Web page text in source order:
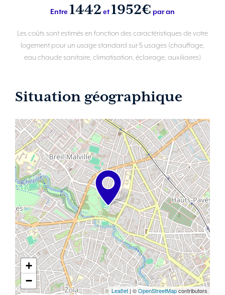
Entre 1442 et1952€ par an
Les coûts sont estimés en fonction des caractéristiques de votre
logement pour un usage standard sur 5 usages (chauffage,
eau chaude sanitaire, climatisation, éclairage, auxiliaires)
Situation géographique
+
−
Leaflet | ©OpenStreetMapcontributors